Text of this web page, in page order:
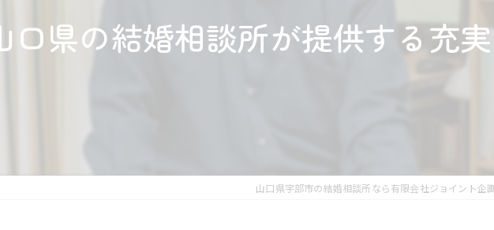
口県の結婚相談所が提供する充
山口県宇部市の結婚相談所なら有限会社ジョイント企